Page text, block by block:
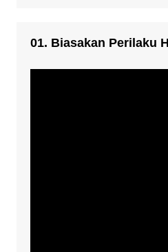
01. Biasakan Perilaku